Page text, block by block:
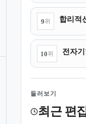
9위 합리적
10위 전자
둘러보기
최근 편